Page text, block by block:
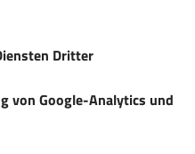
Dritter
von Google-Analytics und